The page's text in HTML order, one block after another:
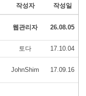
작성자 작성일
웹관리자 26.08.05
토다 17.10.04
JohnShim 17.09.16